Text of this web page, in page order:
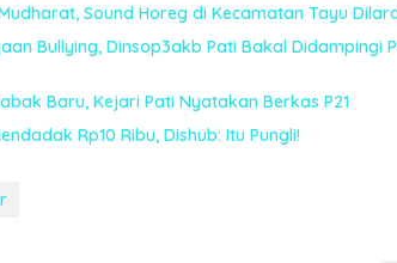
Sound Horeg di Kecamatan Tayu
Bullying, Dinsop3akb Pati Bakal Didampingi
Baru, Kejari Pati Nyatakan Berkas P21
Rp10 Ribu, Dishub: Itu Pungli!